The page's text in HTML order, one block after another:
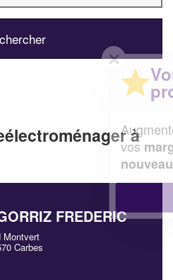
à
FREDERIC
Montvert
Carbes
votrechiffre d'affaireset
tout en gagnant de
clients